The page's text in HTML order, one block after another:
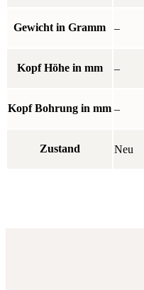
Gewicht in Gramm –
Kopf Höhe in mm –
Kopf Bohrung in mm –
Zustand Neu